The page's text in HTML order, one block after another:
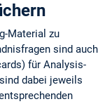
Material zu
sind auch
für Analysis-
dabei jeweils